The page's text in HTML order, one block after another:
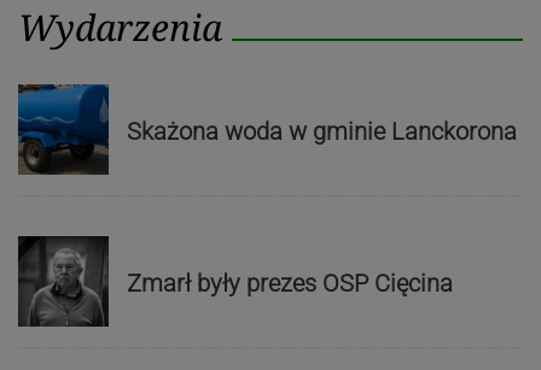
Wydarzenia
Skażona woda w gminie Lanckorona
Zmarł były prezes OSP Cięcina